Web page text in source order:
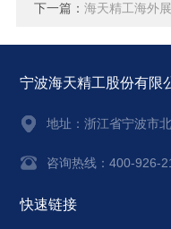
下一篇： 海天精工海外
宁波海天精工股份有限
地址：浙江省宁波市
咨询热线：400-926-
快速链接